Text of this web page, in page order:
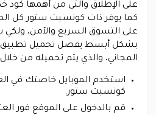
على الإطلاق والتي من أهمها
كما يوفر ذات كونسبت ستور كل
على التسوق السريع والآمن،
بشكل أبسط يفضل تحميل
المجاني، والذي يتم تحميله من خلال
استخدم الموبايل خاصتك في
كونسبت ستور.
قم بالدخول على الموقع فور